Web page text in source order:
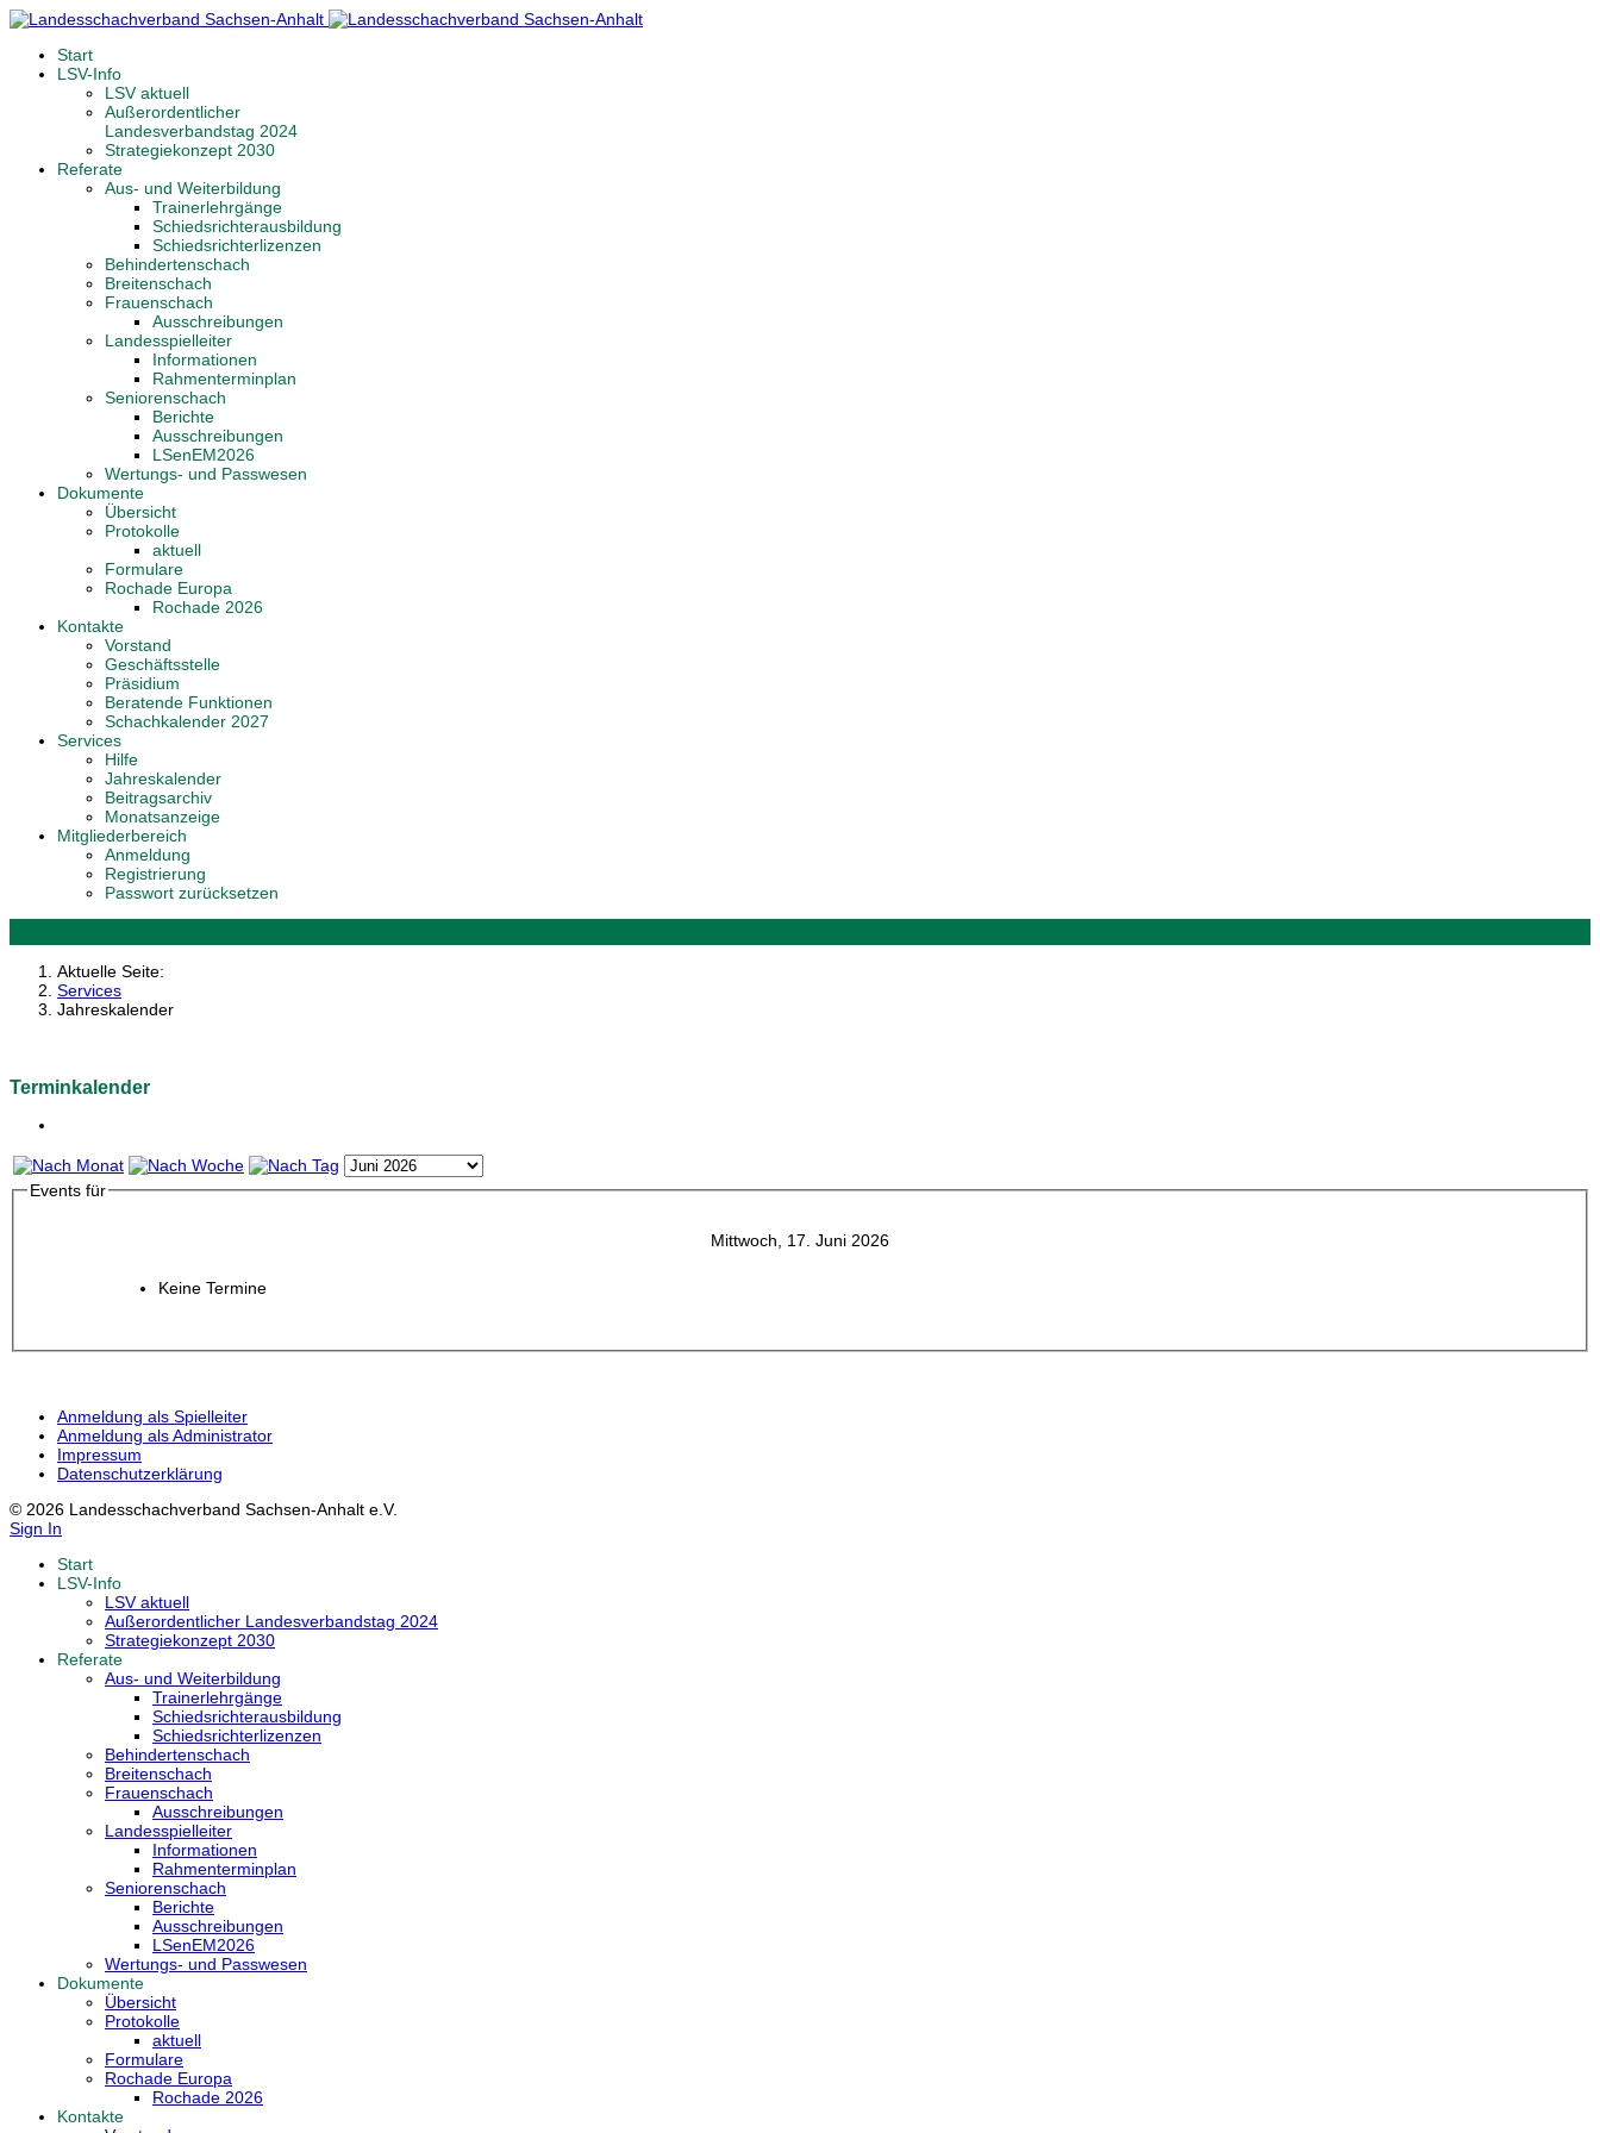
Start
LSV-Info
LSV aktuell
Außerordentlicher
Landesverbandstag 2024
Strategiekonzept 2030
Referate
Aus- und Weiterbildung
Trainerlehrgänge
Schiedsrichterausbildung
Schiedsrichterlizenzen
Behindertenschach
Breitenschach
Frauenschach
Ausschreibungen
Landesspielleiter
Informationen
Rahmenterminplan
Seniorenschach
Berichte
Ausschreibungen
LSenEM2026
Wertungs- und Passwesen
Dokumente
Übersicht
Protokolle
aktuell
Formulare
Rochade Europa
Rochade 2026
Kontakte
Vorstand
Geschäftsstelle
Präsidium
Beratende Funktionen
Schachkalender 2027
Services
Hilfe
Jahreskalender
Beitragsarchiv
Monatsanzeige
Mitgliederbereich
Anmeldung
Registrierung
Passwort zurücksetzen
Aktuelle Seite:
Services
Jahreskalender
Terminkalender
Events für
Mittwoch, 17. Juni 2026
Keine Termine
Anmeldung als Spielleiter
Anmeldung als Administrator
Impressum
Datenschutzerklärung
© 2026 Landesschachverband Sachsen-Anhalt e.V.
Sign In
Start
LSV-Info
LSV aktuell
Außerordentlicher Landesverbandstag 2024
Strategiekonzept 2030
Referate
Aus- und Weiterbildung
Trainerlehrgänge
Schiedsrichterausbildung
Schiedsrichterlizenzen
Behindertenschach
Breitenschach
Frauenschach
Ausschreibungen
Landesspielleiter
Informationen
Rahmenterminplan
Seniorenschach
Berichte
Ausschreibungen
LSenEM2026
Wertungs- und Passwesen
Dokumente
Übersicht
Protokolle
aktuell
Formulare
Rochade Europa
Rochade 2026
Kontakte